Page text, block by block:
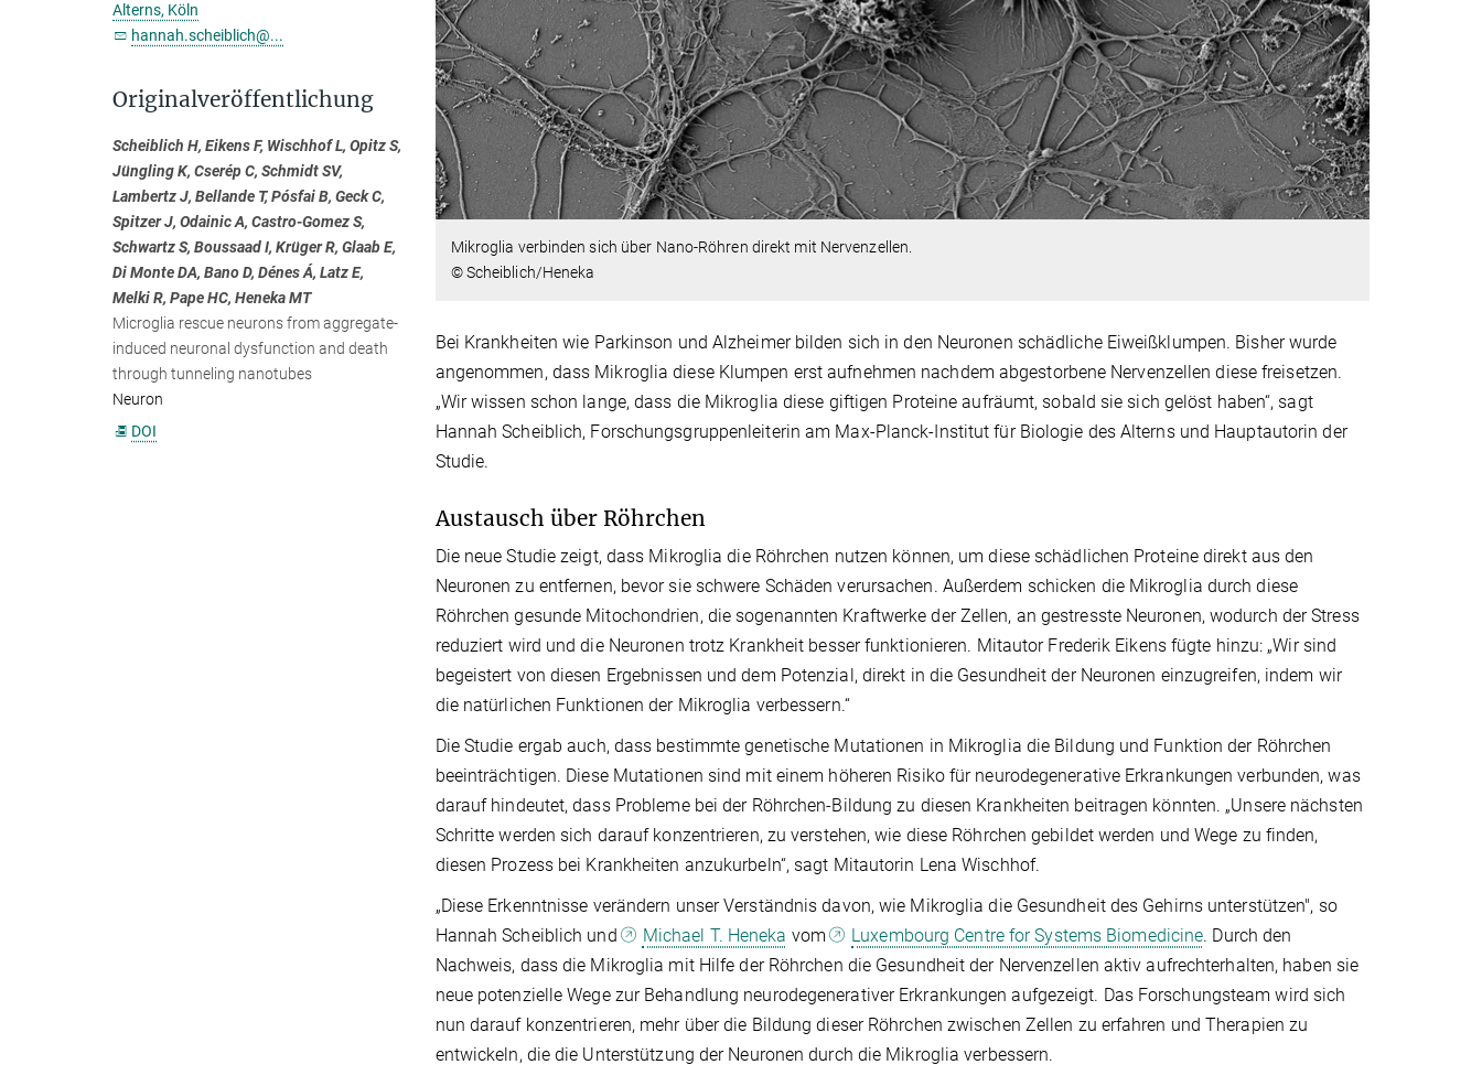
Mikroglia verbinden sich über Nano-Röhren direkt mit Nervenzellen.
© Scheiblich/Heneka
Bei Krankheiten wie Parkinson und Alzheimer bilden sich in den Neuronen schädliche Eiweißklumpen. Bisher wurde
angenommen, dass Mikroglia diese Klumpen erst aufnehmen nachdem abgestorbene Nervenzellen diese freisetzen.
„Wir wissen schon lange, dass die Mikroglia diese giftigen Proteine aufräumt, sobald sie sich gelöst haben“, sagt
Hannah Scheiblich, Forschungsgruppenleiterin am Max-Planck-Institut für Biologie des Alterns und Hauptautorin der
Studie.
Austausch über Röhrchen
Die neue Studie zeigt, dass Mikroglia die Röhrchen nutzen können, um diese schädlichen Proteine direkt aus den
Neuronen zu entfernen, bevor sie schwere Schäden verursachen. Außerdem schicken die Mikroglia durch diese
Röhrchen gesunde Mitochondrien, die sogenannten Kraftwerke der Zellen, an gestresste Neuronen, wodurch der Stress
reduziert wird und die Neuronen trotz Krankheit besser funktionieren. Mitautor Frederik Eikens fügte hinzu: „Wir sind
begeistert von diesen Ergebnissen und dem Potenzial, direkt in die Gesundheit der Neuronen einzugreifen, indem wir
die natürlichen Funktionen der Mikroglia verbessern.“
Die Studie ergab auch, dass bestimmte genetische Mutationen in Mikroglia die Bildung und Funktion der Röhrchen
beeinträchtigen. Diese Mutationen sind mit einem höheren Risiko für neurodegenerative Erkrankungen verbunden, was
darauf hindeutet, dass Probleme bei der Röhrchen-Bildung zu diesen Krankheiten beitragen könnten. „Unsere nächsten
Schritte werden sich darauf konzentrieren, zu verstehen, wie diese Röhrchen gebildet werden und Wege zu finden,
diesen Prozess bei Krankheiten anzukurbeln“, sagt Mitautorin Lena Wischhof.
„Diese Erkenntnisse verändern unser Verständnis davon, wie Mikroglia die Gesundheit des Gehirns unterstützen", so
Hannah Scheiblich und
Michael T. Heneka vom Luxembourg Centre for Systems Biomedicine. Durch den
Nachweis, dass die Mikroglia mit Hilfe der Röhrchen die Gesundheit der Nervenzellen aktiv aufrechterhalten, haben sie
neue potenzielle Wege zur Behandlung neurodegenerativer Erkrankungen aufgezeigt. Das Forschungsteam wird sich
nun darauf konzentrieren, mehr über die Bildung dieser Röhrchen zwischen Zellen zu erfahren und Therapien zu
entwickeln, die die Unterstützung der Neuronen durch die Mikroglia verbessern.
Alterns, Köln
hannah.scheiblich@...
Originalveröffentlichung
Scheiblich H, Eikens F, Wischhof L, Opitz S,
Jüngling K, Cserép C, Schmidt SV,
Lambertz J, Bellande T, Pósfai B, Geck C,
Spitzer J, Odainic A, Castro-Gomez S,
Schwartz S, Boussaad I, Krüger R, Glaab E,
Di Monte DA, Bano D, Dénes Á, Latz E,
Melki R, Pape HC, Heneka MT
Microglia rescue neurons from aggregate-
induced neuronal dysfunction and death
through tunneling nanotubes
Neuron
DOI